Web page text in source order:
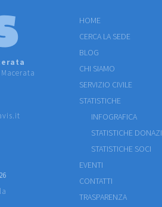
HOME
CERCA LA SEDE
BLOG
CHI SIAMO
SERVIZIO CIVILE
STATISTICHE
INFOGRAFICA
STATISTICHE
STATISTICHE SOCI
EVENTI
CONTATTI
TRASPARENZA